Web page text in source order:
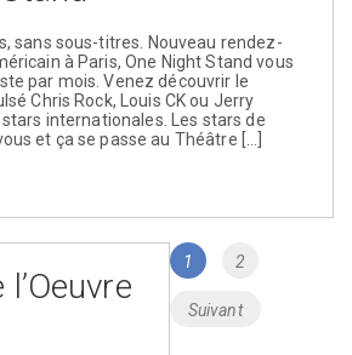
sans sous-titres. Nouveau rendez-
à Paris, One Night Stand vous
par mois. Venez découvrir le
Chris Rock, Louis CK ou Jerry
internationales. Les stars de
et ça se passe au Théâtre […]
Page
1 Page
2
Suivant